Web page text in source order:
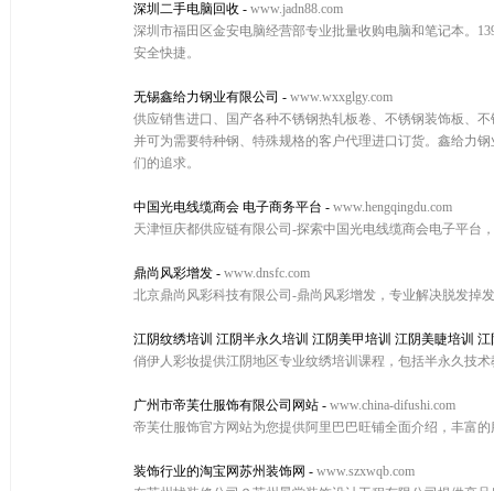
深圳二手电脑回收 - www.jadn88.com
深圳市福田区金安电脑经营部专业批量收购电脑和笔记本。
安全快捷。
无锡鑫给力钢业有限公司 - www.wxxglgy.com
供应销售进口、国产各种不锈钢热轧板卷、不锈钢装饰板、
并可为需要特种钢、特殊规格的客户代理进口订货。鑫给力
们的追求。
中国光电线缆商会 电子商务平台 - www.hengqingdu.com
天津恒庆都供应链有限公司-探索中国光电线缆商会电子平台
鼎尚风彩增发 - www.dnsfc.com
北京鼎尚风彩科技有限公司-鼎尚风彩增发，专业解决脱发掉
江阴纹绣培训 江阴半永久培训 江阴美甲培训 江阴美睫培训
俏伊人彩妆提供江阴地区专业纹绣培训课程，包括半永久技
广州市帝芙仕服饰有限公司网站 - www.china-difushi.com
帝芙仕服饰官方网站为您提供阿里巴巴旺铺全面介绍，丰富
装饰行业的淘宝网苏州装饰网 - www.szxwqb.com